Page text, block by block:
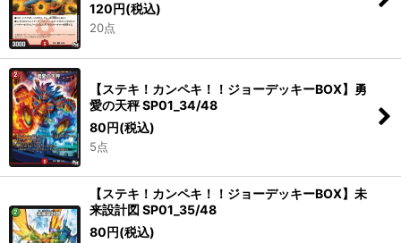
120 円(税込)
20点
【ステキ！カンペキ！！ジョーデッキーBOX】勇
愛の天秤 SP01_34/48
80円(税込)
5点
【ステキ！カンペキ！！ジョーデッキーBOX】未
来設計図 SP01_35/48
80円(税込)